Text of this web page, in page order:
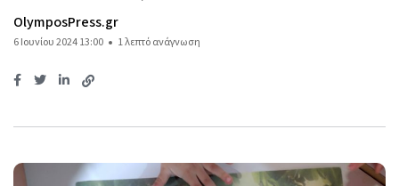
OlymposPress.gr
6 Ιουνίου 2024 13:00 1 λεπτό ανάγνωση